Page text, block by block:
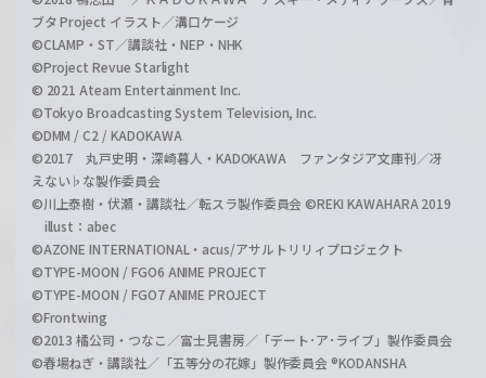
ブタ Project イラスト／溝口ケージ
©CLAMP・ST／講談社・NEP・NHK
©Project Revue Starlight
© 2021 Ateam Entertainment Inc.
©Tokyo Broadcasting System Television, Inc.
©DMM / C2 / KADOKAWA
©2017 丸戸史明・深崎暮人・KADOKAWA ファンタジア文庫刊／冴
えない♭な製作委員会
©川上泰樹・伏瀬・講談社／転スラ製作委員会 ©REKI KAWAHARA 2019
illust：abec
©AZONE INTERNATIONAL・acus/アサルトリリィプロジェクト
©TYPE-MOON / FGO6 ANIME PROJECT
©TYPE-MOON / FGO7 ANIME PROJECT
©Frontwing
©2013 橘公司・つなこ／富士見書房／「デート･ア･ライブ」製作委員会
©春場ねぎ・講談社／「五等分の花嫁」製作委員会 ®KODANSHA